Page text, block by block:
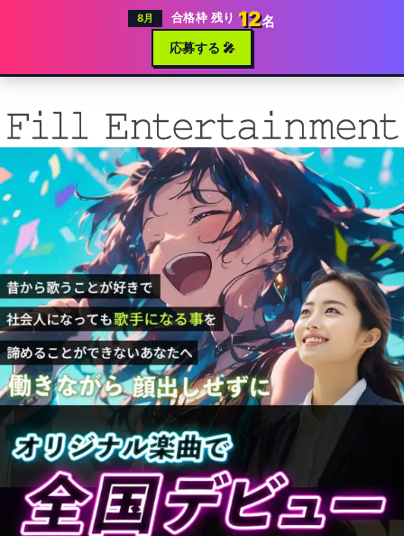
8月 合格枠 残り 12名
応募する 🎤